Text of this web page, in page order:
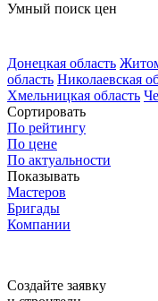
Умный поиск цен
Донецкая область
область Николаевская
Хмельницкая область
Сортировать
По рейтингу
По цене
По актуальности
Показывать
Мастеров
Бригады
Компании
Создайте заявку